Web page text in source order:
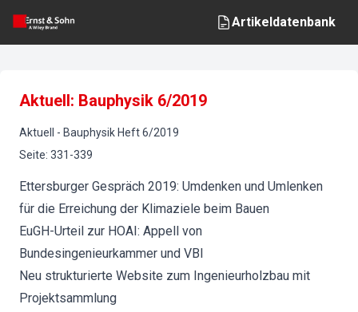
Artikeldatenbank
Aktuell: Bauphysik 6/2019
Aktuell - Bauphysik Heft6/2019
Seite: 331-339
Ettersburger Gespräch 2019: Umdenken und Umlenken
für die Erreichung der Klimaziele beim Bauen
EuGH-Urteil zur HOAI: Appell von
Bundesingenieurkammer und VBI
Neu strukturierte Website zum Ingenieurholzbau mit
Projektsammlung